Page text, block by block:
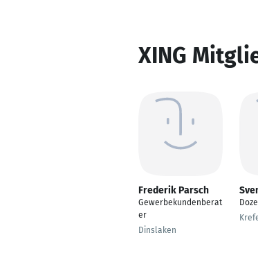
XING
Frederik Parsch
Gewerbekundenberat
er
Dinslaken